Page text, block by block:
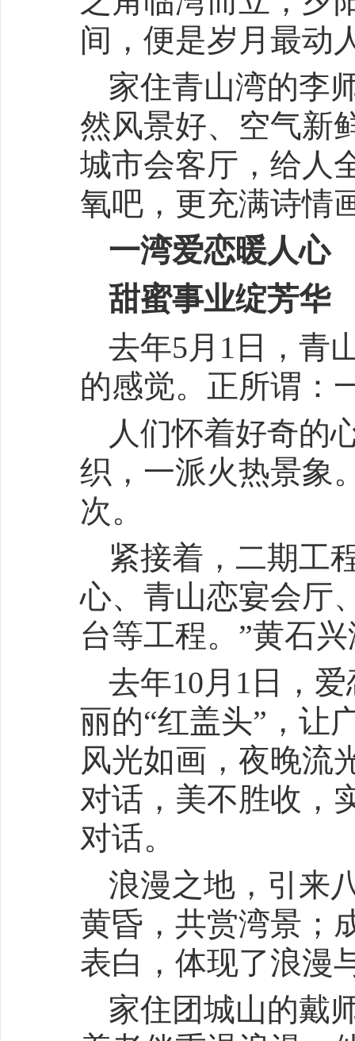
间，便是岁月最动
家住青山湾的李
然风景好、空气新
城市会客厅，给人
氧吧，更充满诗情
一湾爱恋暖人心
甜蜜事业绽芳华
去年5月1日，青
的感觉。正所谓：
人们怀着好奇的
织，一派火热景象
次。
紧接着，二期工
心、青山恋宴会厅
台等工程。”黄石
去年10月1日，
丽的“红盖头”，让
风光如画，夜晚流
对话，美不胜收，
对话。
浪漫之地，引来
黄昏，共赏湾景；
表白，体现了浪漫
家住团城山的戴